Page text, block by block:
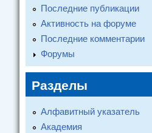
Последние публикации
Активность на форуме
Последние комментарии
Форумы
Разделы
Алфавитный указатель
Академия